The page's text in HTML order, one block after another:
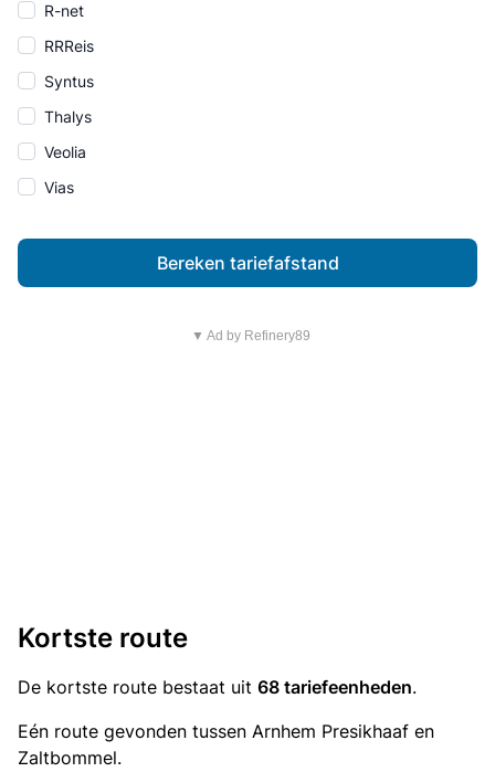
R-net
RRReis
Syntus
Thalys
Veolia
Vias
Bereken tariefafstand
▼ Ad by Refinery89
Kortste route
De kortste route bestaat uit 68 tariefeenheden.
Eén route gevonden tussen Arnhem Presikhaaf en
Zaltbommel.